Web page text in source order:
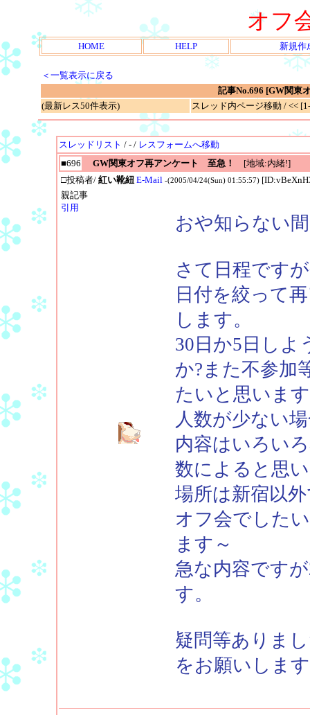
オフ
HOME HELP 新規作
＜一覧表示に戻る
記事No.696 [GW関東
(最新レス50件表示)
スレッド内ページ移動 / <<
スレッドリスト / - / レスフォームへ移動
■696
GW関東オフ再アンケート 至急！
[地域:内緒!]
□投稿者/ 紅い靴紐 E-Mail -(2005/04/24(Sun) 01:55:57)
親記事
引用
おや知らない
さて日程です
日付を絞って
します。
30日か5日しよ
か?また不参加
たいと思いま
人数が少ない
内容はいろい
数によると思
場所は新宿以
オフ会でした
ます～
急な内容です
す。
疑問等ありま
をお願いしま